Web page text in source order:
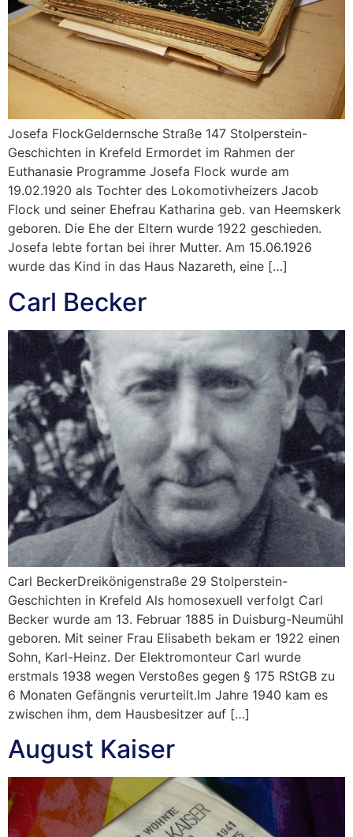
Josefa FlockGeldernsche Straße 147 Stolperstein-
Geschichten in Krefeld Ermordet im Rahmen der
Euthanasie Programme Josefa Flock wurde am
19.02.1920 als Tochter des Lokomotivheizers Jacob
Flock und seiner Ehefrau Katharina geb. van Heemskerk
geboren. Die Ehe der Eltern wurde 1922 geschieden.
Josefa lebte fortan bei ihrer Mutter. Am 15.06.1926
wurde das Kind in das Haus Nazareth, eine […]
Carl Becker
Carl BeckerDreikönigenstraße 29 Stolperstein-
Geschichten in Krefeld Als homosexuell verfolgt Carl
Becker wurde am 13. Februar 1885 in Duisburg-Neumühl
geboren. Mit seiner Frau Elisabeth bekam er 1922 einen
Sohn, Karl-Heinz. Der Elektromonteur Carl wurde
erstmals 1938 wegen Verstoßes gegen § 175 RStGB zu
6 Monaten Gefängnis verurteilt.Im Jahre 1940 kam es
zwischen ihm, dem Hausbesitzer auf […]
August Kaiser